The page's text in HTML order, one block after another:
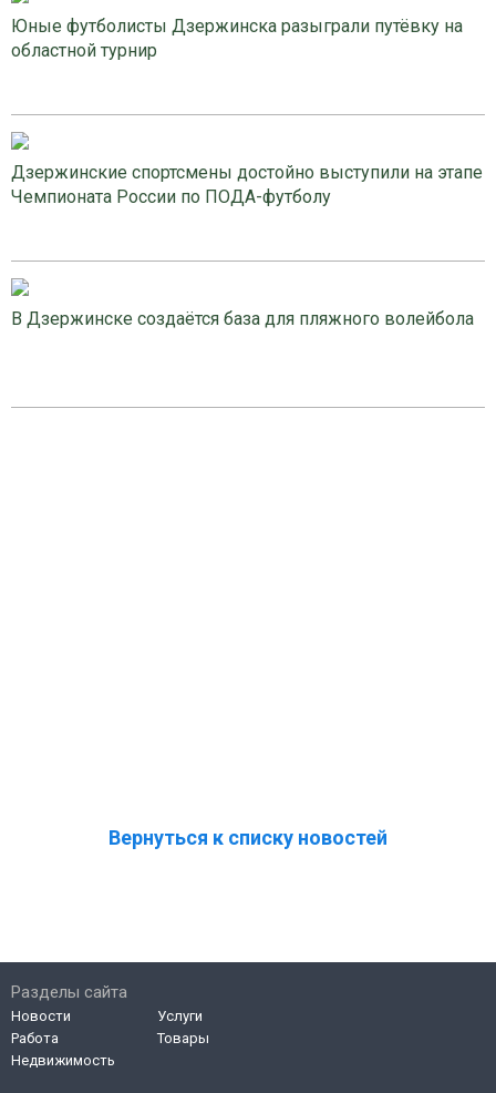
Юные футболисты Дзержинска разыграли путёвку на
областной турнир
Дзержинские спортсмены достойно выступили на этапе
Чемпионата России по ПОДА-футболу
В Дзержинске создаётся база для пляжного волейбола
Вернуться к списку новостей
Разделы сайта
Новости
Работа
Недвижимость
Услуги
Товары